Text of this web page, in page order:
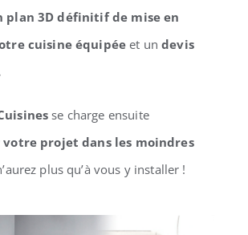
plan 3D définitif de mise en
cuisine équipée et undevis
se charge ensuite
projet dans les moindres
plus qu’à vous y installer !